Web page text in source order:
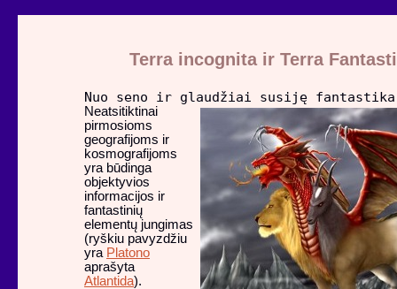
Terra incognita ir Terra
Nuo seno ir glaudžiai susiję
Neatsitiktinai
pirmosioms
geografijoms ir
kosmografijoms
yra būdinga
objektyvios
informacijos ir
fantastinių
elementų jungimas
(ryškiu pavyzdžiu
yra Platono
aprašyta
Atlantida).